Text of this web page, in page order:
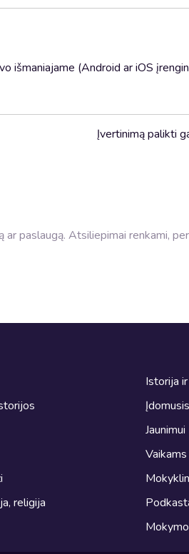
išmaniajame (Android ar iOS
Įvertinimą palikti
paslaugą. Atsiliepimai renkami,
religija
Istorija
Jaunimui
Vaikams